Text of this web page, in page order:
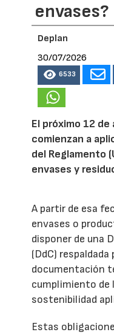
envases?
Deplan
30/07/2026
6533
El próximo 12
comienzan a
del Reglamento
envases y
A partir de esa
envases o
disponer de una
(DdC)
documentación
cumplimiento de
sostenibilidad
Estas